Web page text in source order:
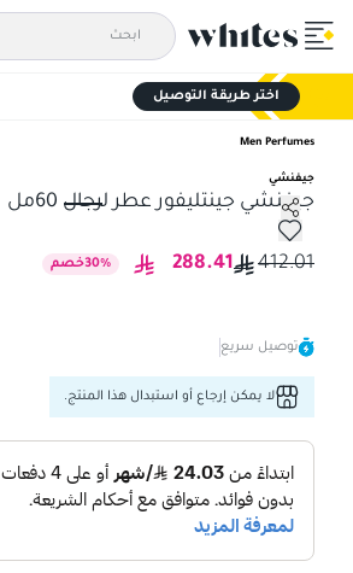
اختر طريقة التوصيل
Men Perfumes
جيفنشي
جيفنشي جينتليفور عطر لرجال 60مل
جيفنشي جينتليفور عطر لرجال 60مل
412.01
288.41
30% خصم
توصيل سريع
لا يمكن إرجاع أو استبدال هذا المنتج.